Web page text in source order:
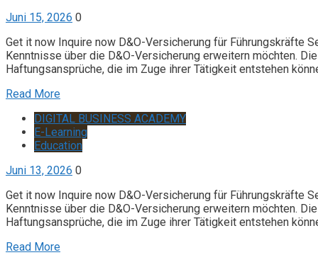
Juni 15, 2026 0
Get it now Inquire now D&O-Versicherung für Führungskräfte
Kenntnisse über die D&O-Versicherung erweitern möchten.
Haftungsansprüche, die im Zuge ihrer Tätigkeit entstehen
Read More
DIGITAL BUSINESS ACADEMY
E-Learning
Education
Juni 13, 2026 0
Get it now Inquire now D&O-Versicherung für Führungskräfte
Kenntnisse über die D&O-Versicherung erweitern möchten.
Haftungsansprüche, die im Zuge ihrer Tätigkeit entstehen
Read More